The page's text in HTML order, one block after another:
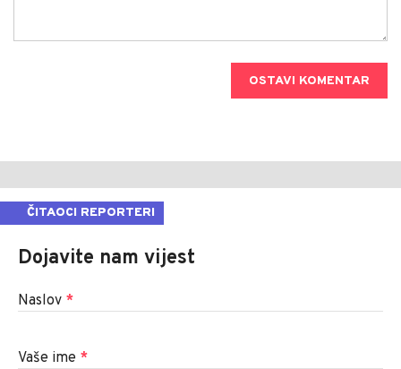
OSTAVI KOMENTAR
ČITAOCI REPORTERI
Dojavite nam vijest
Naslov *
Vaše ime *